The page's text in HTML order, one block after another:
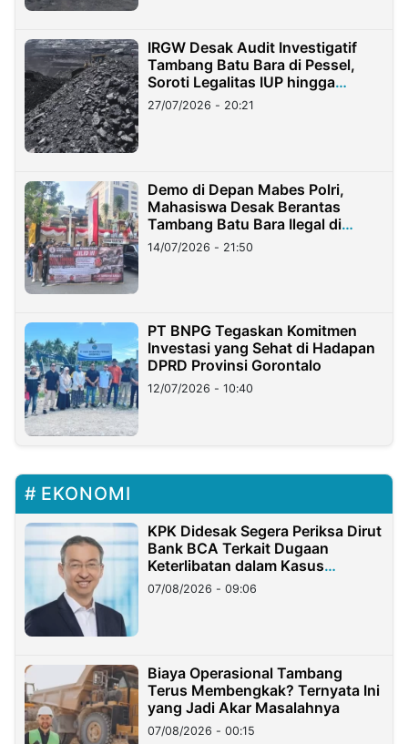
IRGW Desak Audit Investigatif
Tambang Batu Bara di Pessel,
Soroti Legalitas IUP hingga
Stockpile
27/07/2026 - 20:21
Demo di Depan Mabes Polri,
Mahasiswa Desak Berantas
Tambang Batu Bara Ilegal di
Lampung
14/07/2026 - 21:50
PT BNPG Tegaskan Komitmen
Investasi yang Sehat di Hadapan
DPRD Provinsi Gorontalo
12/07/2026 - 10:40
EKONOMI
KPK Didesak Segera Periksa Dirut
Bank BCA Terkait Dugaan
Keterlibatan dalam Kasus
Hilangnya Dana Nasabah Rp2,58
Miliar
07/08/2026 - 09:06
Biaya Operasional Tambang
Terus Membengkak? Ternyata Ini
yang Jadi Akar Masalahnya
07/08/2026 - 00:15